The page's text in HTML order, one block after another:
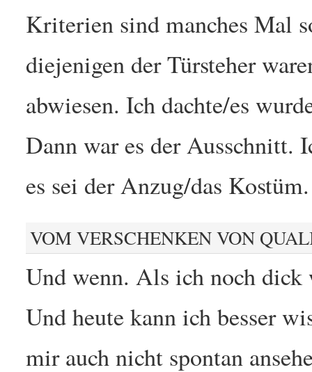
Kriterien sind manches Mal
diejenigen der Türsteher
abwiesen. Ich dachte/es
Dann war es der Ausschnitt.
es sei der Anzug/das
VOM VERSCHENKEN VON
Und wenn. Als ich noch dick
Und heute kann ich besser
mir auch nicht spontan